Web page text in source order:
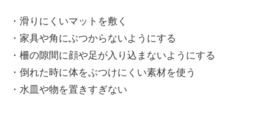
・滑りにくいマットを敷く
・家具や角にぶつからないようにする
・柵の隙間に顔や足が入り込まないようにする
・倒れた時に体をぶつけにくい素材を使う
・水皿や物を置きすぎない